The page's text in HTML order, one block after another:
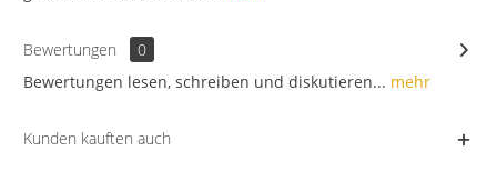
Bewertungen
0
Bewertungen lesen, schreiben und diskutieren... mehr
Kunden kauften auch